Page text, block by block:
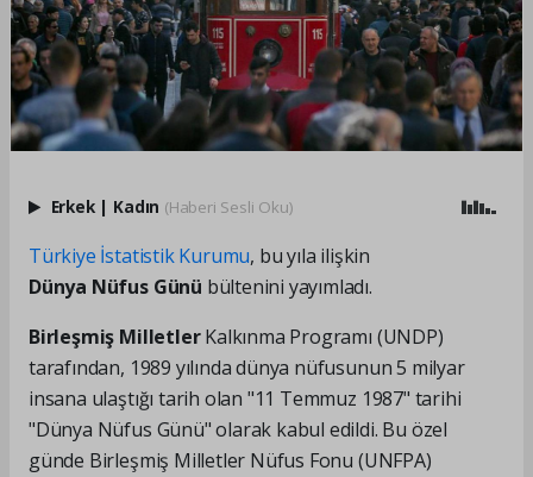
Erkek | Kadın (Haberi Sesli Oku)
Türkiye İstatistik Kurumu, bu yıla ilişkin
Dünya Nüfus Günü bültenini yayımladı.
Birleşmiş MilletlerKalkınma Programı (UNDP)
tarafından, 1989 yılında dünya nüfusunun 5 milyar
insana ulaştığı tarih olan "11 Temmuz 1987" tarihi
"Dünya Nüfus Günü" olarak kabul edildi. Bu özel
günde Birleşmiş Milletler Nüfus Fonu (UNFPA)